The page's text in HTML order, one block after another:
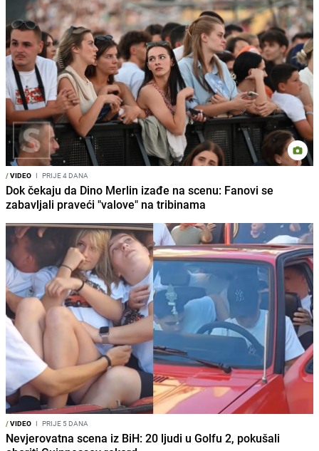
/VIDEO I PRIJE 4 DANA
Dok čekaju da Dino Merlin izađe na scenu: Fanovi se
zabavljali praveći "valove" na tribinama
/VIDEO I PRIJE 5 DANA
Nevjerovatna scena iz BiH: 20 ljudi u Golfu 2, pokušali